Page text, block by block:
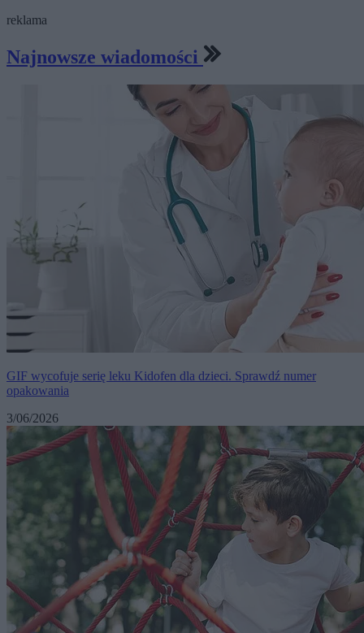
reklama
Najnowsze wiadomości
GIF wycofuje serię leku Kidofen dla dzieci. Sprawdź numer
opakowania
3/06/2026